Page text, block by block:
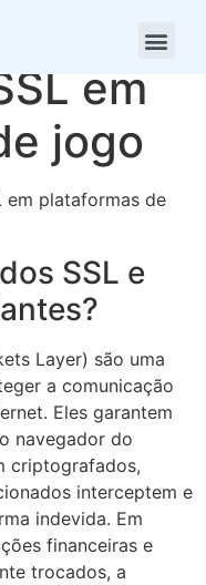
em
jogo
em plataformas de
SSL e
Layer) são uma
a comunicação
Eles garantem
navegador do
criptografados,
interceptem e
indevida. Em
financeiras e
trocados, a